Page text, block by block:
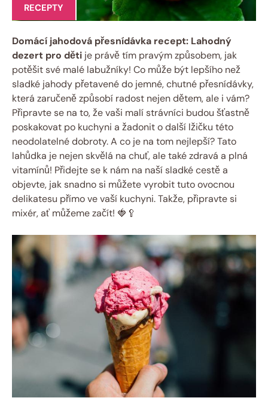
RECEPTY
Domácí jahodová přesnídávka recept: Lahodný
dezert pro děti je právě tím pravým způsobem, jak
potěšit své malé labužníky! Co může být lepšího než
sladké jahody přetavené do jemné, chutné přesnídávky,
která zaručeně způsobí radost nejen dětem, ale i vám?
Připravte se na to, že vaši malí strávníci budou šťastně
poskakovat po kuchyni a žadonit o další lžičku této
neodolatelné dobroty. A co je na tom nejlepší? Tato
lahůdka je nejen skvělá na chuť, ale také zdravá a plná
vitamínů! Přidejte se k nám na naší sladké cestě a
objevte, jak snadno si můžete vyrobit tuto ovocnou
delikatesu přímo ve vaší kuchyni. Takže, připravte si
mixér, ať můžeme začít! 🍓🥄